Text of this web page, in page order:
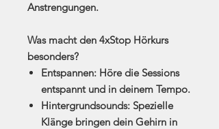
Anstrengungen.
Was macht den 4xStop Hörkurs
besonders?
Entspannen: Höre die Sessions
entspannt und in deinem Tempo.
Hintergrundsounds: Spezielle
Klänge bringen dein Gehirn in